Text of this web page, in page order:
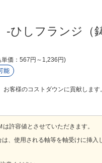
-ひしフランジ（
単価 567円 ～ 1,236円
能
お客様のコストダウンに貢献しま
許容値とさせていただきます。
る軸等を軸受けに挿入して傾きを調整してくだ